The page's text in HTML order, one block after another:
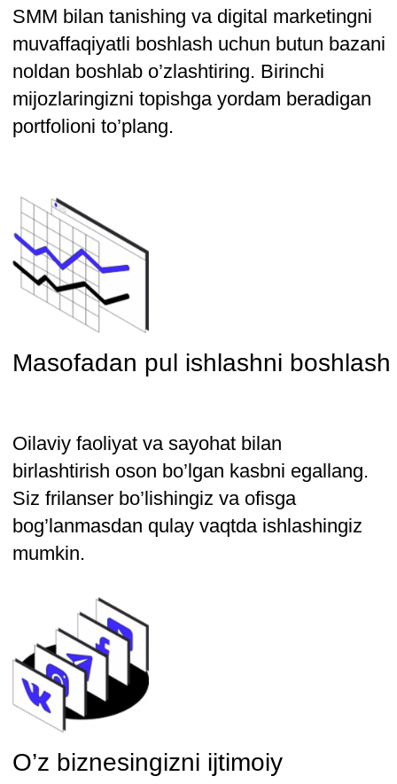
ichiga olgan eng yirik uyushma —
ARDA digital agentliklarni
rivojlantirish assotsiatsiyasi bilan
birgalikda yozilgan.
ARDA mutaxassislari 2023-yilda
biznes talablariga to‘liq javob
Siz nimani o'rganasiz
SMM kontseptsiyasini yaratish
Tomoshabinlar didi va brend maqsadlarini
qanday tushunishni bilib olasiz. Bunga
asoslanib, siz nishonga aniq tegadigan
akkauntlarni yaratishingiz mumkin.
Ilgari surish uchun
maydonchalarni tanlash
Instagram, Telegram, ВКонтакте va
boshqa maydonchalar bilan tanishasiz.
Biznesingiz uchun platformalarni
tanlashni o’rganasiz.